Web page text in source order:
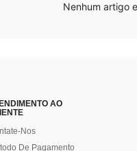
Nenhum artigo
AO
Nos
De Pagamento